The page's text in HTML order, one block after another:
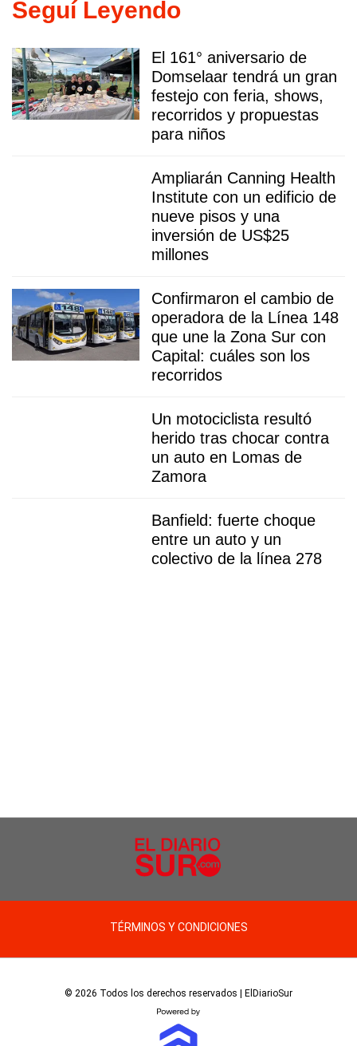
Seguí Leyendo
El 161° aniversario de
Domselaar tendrá un gran
festejo con feria, shows,
recorridos y propuestas
para niños
Ampliarán Canning Health
Institute con un edificio de
nueve pisos y una
inversión de US$25
millones
Confirmaron el cambio de
operadora de la Línea 148
que une la Zona Sur con
Capital: cuáles son los
recorridos
Un motociclista resultó
herido tras chocar contra
un auto en Lomas de
Zamora
Banfield: fuerte choque
entre un auto y un
colectivo de la línea 278
TÉRMINOS Y CONDICIONES
© 2026 Todos los derechos reservados | ElDiarioSur